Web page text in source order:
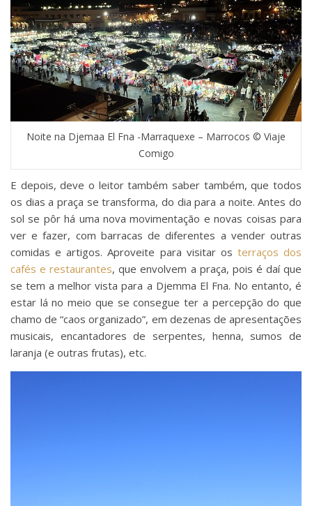
Noite na Djemaa El Fna -Marraquexe – Marrocos © Viaje
Comigo
E depois, deve o leitor também saber também, que todos
os dias a praça se transforma, do dia para a noite. Antes do
sol se pôr há uma nova movimentação e novas coisas para
ver e fazer, com barracas de diferentes a vender outras
comidas e artigos. Aproveite para visitar os terraços dos
cafés e restaurantes, que envolvem a praça, pois é daí que
se tem a melhor vista para a Djemma El Fna. No entanto, é
estar lá no meio que se consegue ter a percepção do que
chamo de “caos organizado”, em dezenas de apresentações
musicais, encantadores de serpentes, henna, sumos de
laranja (e outras frutas), etc.